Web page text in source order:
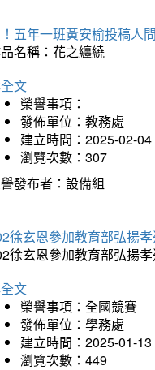
五年一班黃安榆投稿人
名稱：花之纏繞
文
榮譽事項：
發佈單位：教務處
建立時間：2025-02-04
瀏覽次數：307
發布者：設備組
徐玄恩參加教育部弘揚
徐玄恩參加教育部弘揚
文
榮譽事項：全國競賽
發佈單位：學務處
建立時間：2025-01-13
瀏覽次數：449